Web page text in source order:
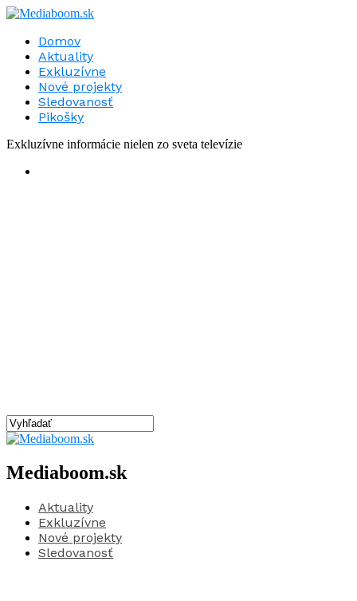
Domov
Aktuality
Exkluzívne
Nové projekty
Sledovanosť
Pikošky
Exkluzívne informácie nielen zo sveta televízie
Mediaboom.sk
Aktuality
Exkluzívne
Nové projekty
Sledovanosť